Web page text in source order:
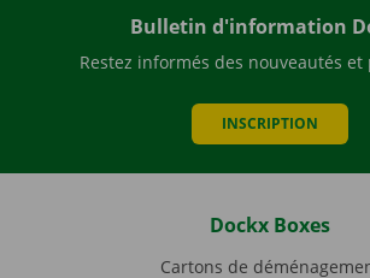
Bulletin d'information
Restez informés des nouveautés
INSCRIPTION
Dockx Boxes
Cartons de